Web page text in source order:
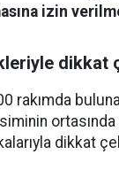
izin
dikkat
rakımda
dikkat